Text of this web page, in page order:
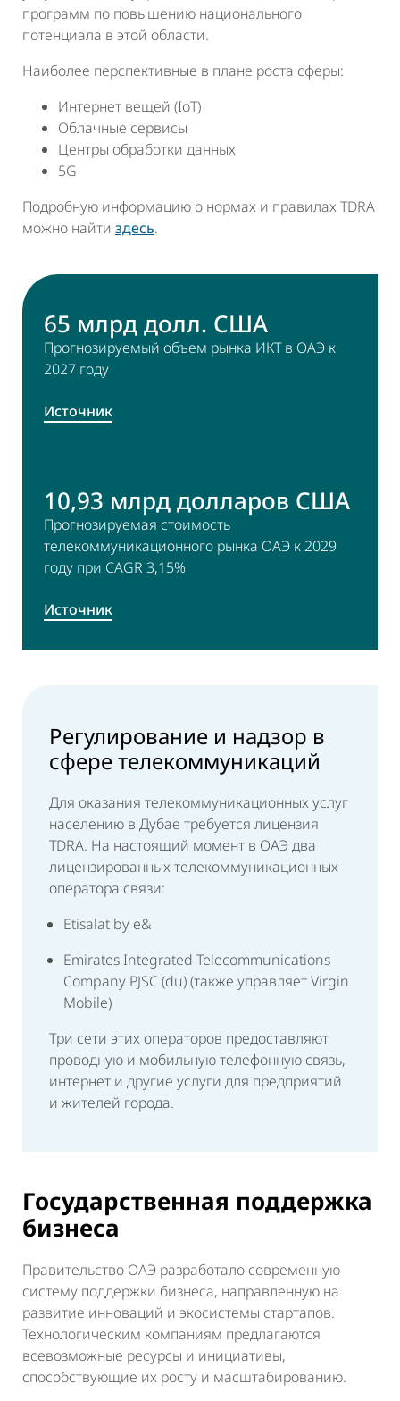
программ по повышению национального
потенциала в этой области.
Наиболее перспективные в плане роста сферы:
Интернет вещей (IoT)
Облачные сервисы
Центры обработки данных
5G
Подробную информацию о нормах и правилах TDRA
можно найти здесь.
65 млрд долл. США
Прогнозируемый объем рынка ИКТ в ОАЭ к
2027 году
Источник
10,93 млрд долларов США
Прогнозируемая стоимость
телекоммуникационного рынка ОАЭ к 2029
году при CAGR 3,15%
Источник
Регулирование и надзор в
сфере телекоммуникаций
Для оказания телекоммуникационных услуг
населению в Дубае требуется лицензия
TDRA. На настоящий момент в ОАЭ два
лицензированных телекоммуникационных
оператора связи:
Etisalat by e&
Emirates Integrated Telecommunications
Company PJSC (du) (также управляет Virgin
Mobile)
Три сети этих операторов предоставляют
проводную и мобильную телефонную связь,
интернет и другие услуги для предприятий
и жителей города.
Государственная поддержка
бизнеса
Правительство ОАЭ разработало современную
систему поддержки бизнеса, направленную на
развитие инноваций и экосистемы стартапов.
Технологическим компаниям предлагаются
всевозможные ресурсы и инициативы,
способствующие их росту и масштабированию.